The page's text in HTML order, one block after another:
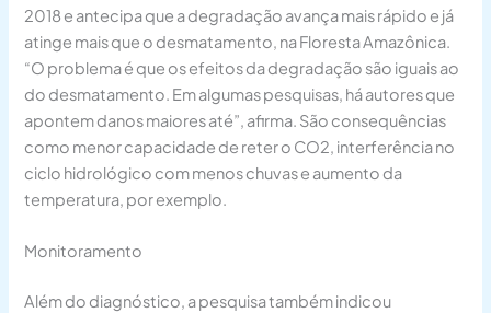
2018 e antecipa que a degradação avança mais rápido e já
atinge mais que o desmatamento, na Floresta Amazônica.
“O problema é que os efeitos da degradação são iguais ao
do desmatamento. Em algumas pesquisas, há autores que
apontem danos maiores até”, afirma. São consequências
como menor capacidade de reter o CO2, interferência no
ciclo hidrológico com menos chuvas e aumento da
temperatura, por exemplo.
Monitoramento
Além do diagnóstico, a pesquisa também indicou